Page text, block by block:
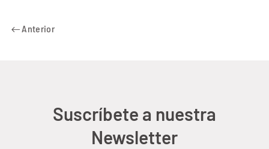
Anterior
Suscríbete a nuestra
Newsletter